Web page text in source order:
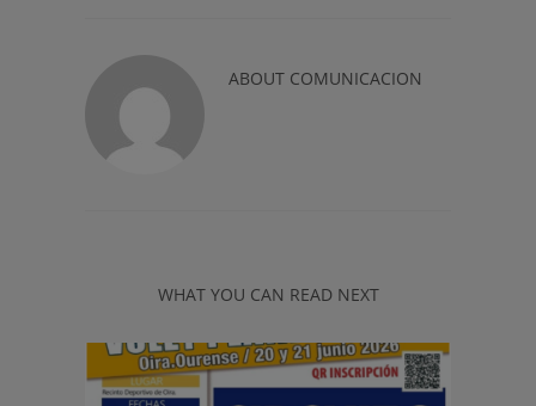
ABOUT COMUNICACION
WHAT YOU CAN READ NEXT